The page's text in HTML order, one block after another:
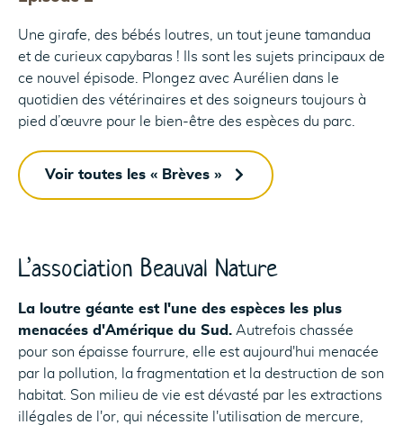
Une girafe, des bébés loutres, un tout jeune tamandua
et de curieux capybaras ! Ils sont les sujets principaux de
ce nouvel épisode. Plongez avec Aurélien dans le
quotidien des vétérinaires et des soigneurs toujours à
pied d’œuvre pour le bien-être des espèces du parc.
Voir toutes les « Brèves »
L’association Beauval Nature
La loutre géante est l'une des espèces les plus
menacées d'Amérique du Sud. Autrefois chassée
pour son épaisse fourrure, elle est aujourd'hui menacée
par la pollution, la fragmentation et la destruction de son
habitat. Son milieu de vie est dévasté par les extractions
illégales de l'or, qui nécessite l'utilisation de mercure,